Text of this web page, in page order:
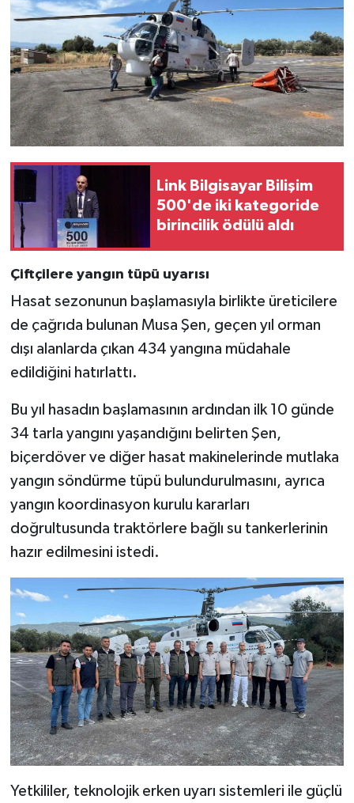
Link Bilgisayar Bilişim
500'de iki kategoride
birincilik ödülü aldı
Çiftçilere yangın tüpü uyarısı
Hasat sezonunun başlamasıyla birlikte üreticilere
de çağrıda bulunan Musa Şen, geçen yıl orman
dışı alanlarda çıkan 434 yangına müdahale
edildiğini hatırlattı.
Bu yıl hasadın başlamasının ardından ilk 10 günde
34 tarla yangını yaşandığını belirten Şen,
biçerdöver ve diğer hasat makinelerinde mutlaka
yangın söndürme tüpü bulundurulmasını, ayrıca
yangın koordinasyon kurulu kararları
doğrultusunda traktörlere bağlı su tankerlerinin
hazır edilmesini istedi.
Yetkililer, teknolojik erken uyarı sistemleri ile güçlü